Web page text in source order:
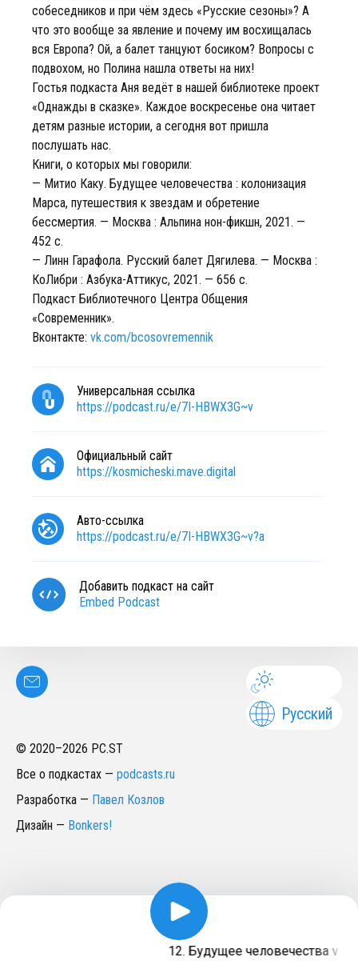
собеседников и при чём здесь «Русские сезоны»? А
что это вообще за явление и почему им восхищалась
вся Европа? Ой, а балет танцуют босиком? Вопросы с
подвохом, но Полина нашла ответы на них!
Гостья подкаста Аня ведёт в нашей библиотеке проект
«Однажды в сказке». Каждое воскресенье она читает
детям разные истории, а сегодня вот пришла
послушать нас.
Книги, о которых мы говорили:
— Митио Каку. Будущее человечества : колонизация
Марса, путешествия к звездам и обретение
бессмертия. — Москва : Альпина нон-фикшн, 2021. —
452 с.
— Линн Гарафола. Русский балет Дягилева. — Москва :
КоЛибри : Азбука-Аттикус, 2021. — 656 с.
Подкаст Библиотечного Центра Общения
«Современник».
Вконтакте: vk.com/bcosovremennik
Универсальная ссылка
https://podcast.ru/e/7I-HBWX3G~v
Официальный сайт
https://kosmicheski.mave.digital
Авто-ссылка
https://podcast.ru/e/7I-HBWX3G~v?a
Добавить подкаст на сайт
Embed Podcast
Русский
© 2020–2026 PC.ST
Все о подкастах — podcasts.ru
Разработка — Павел Козлов
Дизайн — Bonkers!
12. Будущее человечества vs